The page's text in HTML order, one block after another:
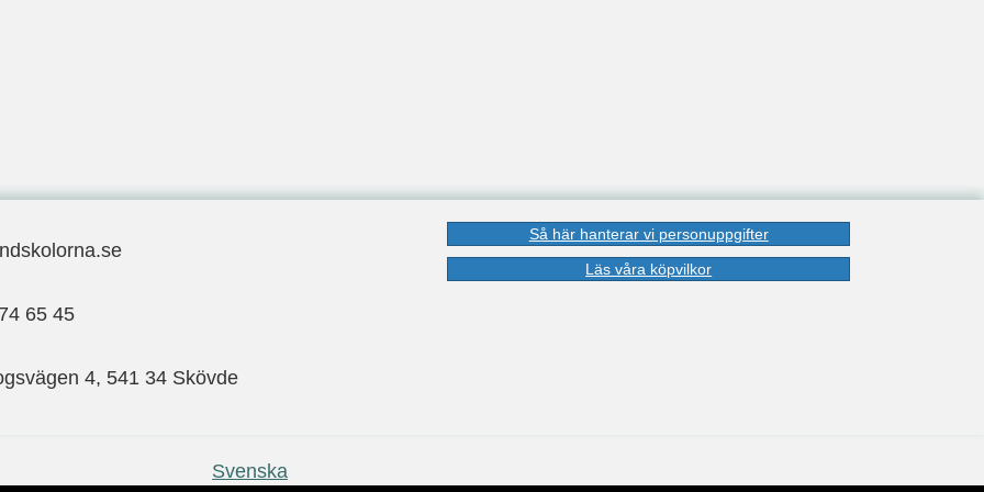
070-974 65 45
65 45
4, 541 34 Skövde
4, 541 34 Skövde
Så här hanterar vi personuppgifter
Läs våra köpvilkor
Svenska